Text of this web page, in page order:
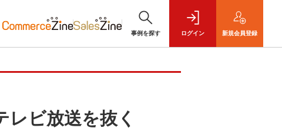
事例を探す ログイン 新規会員登録
ビ放送を抜く